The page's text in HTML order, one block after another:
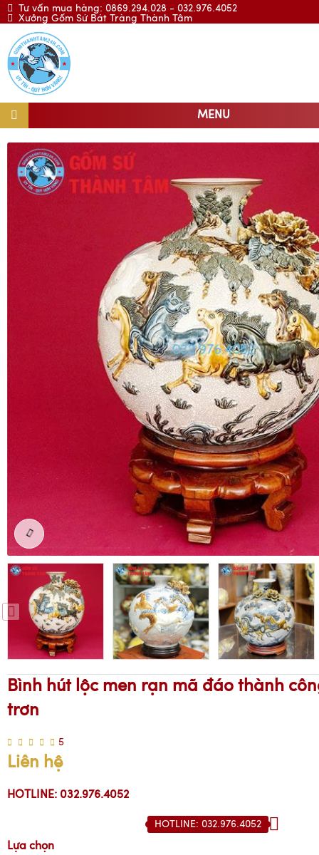
Tư vấn mua hàng: 0869.294.028 - 032.976.4052
Xưởng Gốm Sứ Bát Tràng Thành Tâm
MENU
Bình hút lộc men rạn mã đáo thành
trơn
5
Liên hệ
HOTLINE: 032.976.4052
HOTLINE: 032.976.4052
Lựa chọn